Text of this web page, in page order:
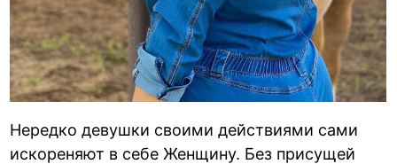
Нередко девушки своими действиями сами
искореняют в себе Женщину. Без присущей